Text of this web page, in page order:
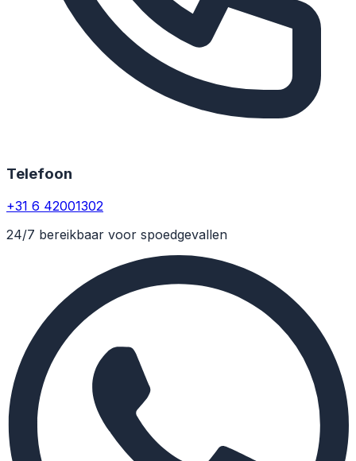
Telefoon
+31 6 42001302
24/7 bereikbaar voor spoedgevallen